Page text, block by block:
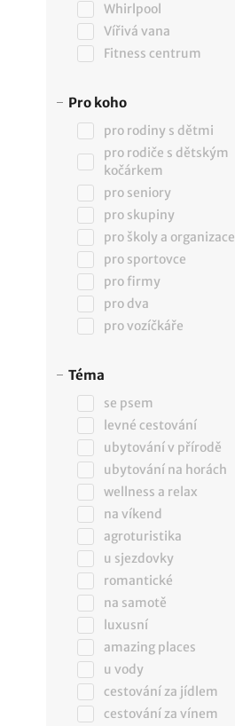
Whirlpool
Vířivá vana
Fitness centrum
Pro koho
pro rodiny s dětmi
pro rodiče s dětským
kočárkem
pro seniory
pro skupiny
pro školy a organizace
pro sportovce
pro firmy
pro dva
pro vozíčkáře
Téma
se psem
levné cestování
ubytování v přírodě
ubytování na horách
wellness a relax
na víkend
agroturistika
u sjezdovky
romantické
na samotě
luxusní
amazing places
u vody
cestování za jídlem
cestování za vínem